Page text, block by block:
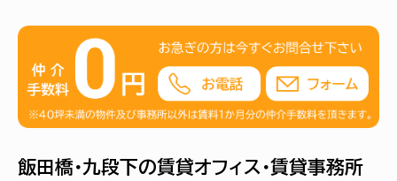
飯田橋・九段下の賃貸オフィス・賃貸事務所